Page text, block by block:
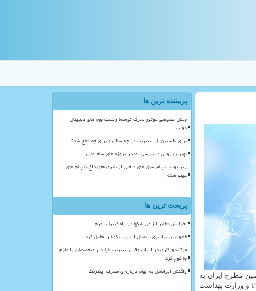
مطرح ایران به
تمامی هموطنان عزیز ارائه می گردد. کلینیک نوین ایرانا با در اختیار داشتن دستگاه ها و تجهیزات مدرن طبق استانداردهای FDA و وزارت بهداشت
پربیننده ترین ها
بخش خصوصی موتور محرک توسعه زیست بوم های دیجیتال
دولت
برای نخستین بار اینترنت در چه سالی و برای چه قطع شد؟
بهترین روش دسترسی نما در پروژه های ساختمانی
زیر پوست پیامرسان های داخلی از باتری های داغ تا پیام های
غیب شده
پربحث ترین ها
افزایش ذخایر الزامی بانکها در راه کنترل تورم
خاموشی سراسری، اتصال اینترنت کوبا را مختل کرد
مرگ دورکاری در ایران وقتی اینترنت ناپایدار متخصصان را ملزم
به کوچ کرد
واکنش ایرانسل به ابهام درباره ی مصرف اینترنت